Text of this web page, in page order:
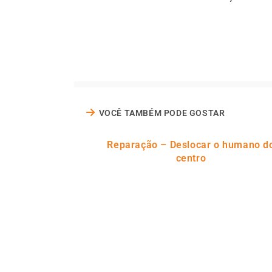
VOCÊ TAMBÉM PODE GOSTAR
Reparação – Deslocar o humano
centro